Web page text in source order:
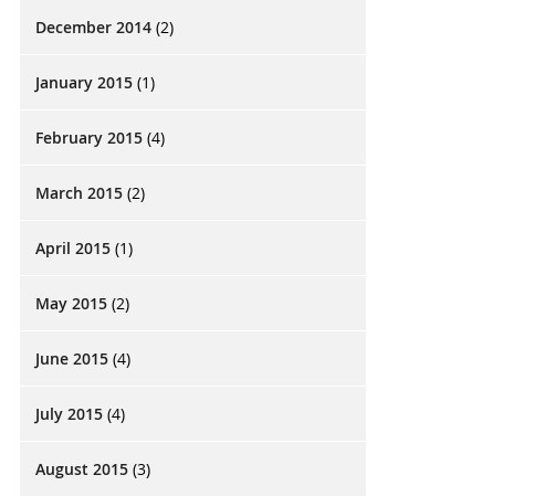
December 2014(2)
January 2015(1)
February 2015(4)
March 2015(2)
April 2015(1)
May 2015(2)
June 2015(4)
July 2015(4)
August 2015(3)